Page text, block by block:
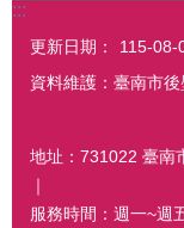
:::
更新日期：
115-08-
資料維護：臺南市
地址：731022 臺南
｜
服務時間：週一~週